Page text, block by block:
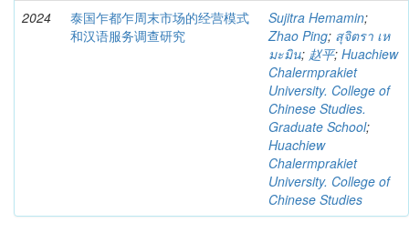
2024
泰国乍都乍周末市场的经营模式
和汉语服务调查研究
Sujitra Hemamin;
Zhao Ping; สุจิตรา เห
มะมิน; 赵平; Huachiew
Chalermprakiet
University. College of
Chinese Studies.
Graduate School;
Huachiew
Chalermprakiet
University. College of
Chinese Studies